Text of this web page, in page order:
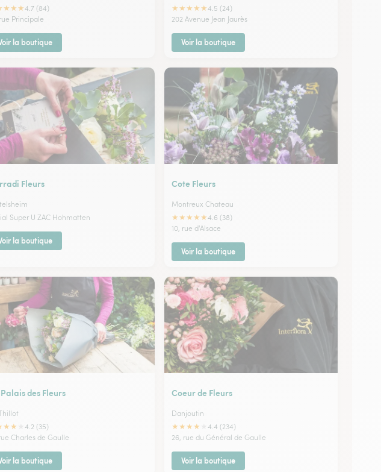
★★★4.7 (84)
Principale
la boutique
★★★★★4.5 (24)
202 Avenue Jean Jaurès
Voir la boutique
Fleurs
Super U ZAC Hohmatten
la boutique
Cote Fleurs
Montreux Chateau
★★★★★4.6 (38)
10, rue d'Alsace
Voir la boutique
des Fleurs
★★
4.2 (35)
Charles de Gaulle
la boutique
Coeur de Fleurs
Danjoutin
★★★★
4.4 (234)
26, rue du Général de Gaulle
Voir la boutique